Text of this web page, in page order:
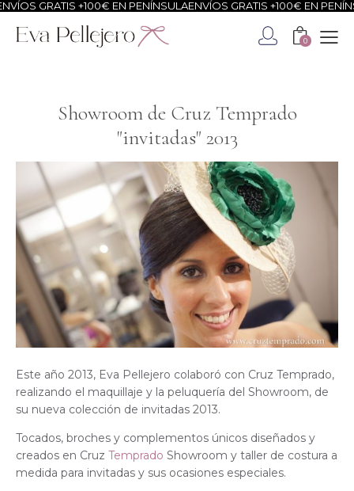
+100€ EN PENÍNSULAENVÍOS GRATIS +100€ EN PENÍNSULA
0
Showroom de Cruz Temprado
"invitadas" 2013
Este año 2013, Eva Pellejero colaboró con Cruz Temprado,
realizando el maquillaje y la peluquería del Showroom, de
su nueva colección de invitadas 2013.
Tocados, broches y complementos únicos diseñados y
creados en Cruz Temprado Showroom y taller de costura a
medida para invitadas y sus ocasiones especiales.